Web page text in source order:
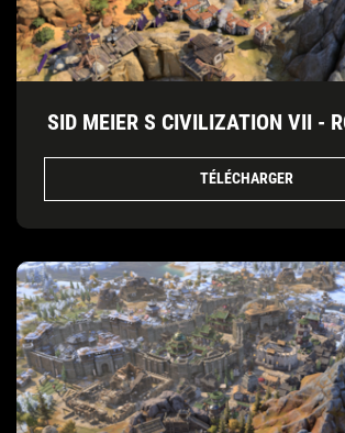
SID MEIER S CIVILIZATION VII -
TÉLÉCHARGER